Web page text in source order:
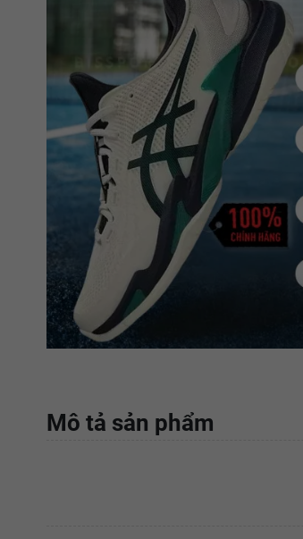
Mô tả sản phẩm